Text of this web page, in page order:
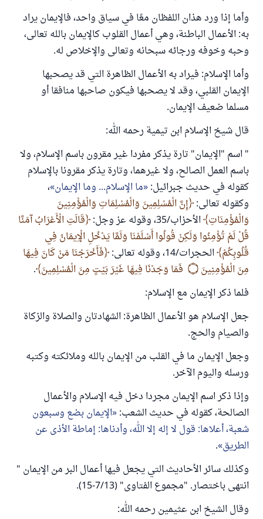
وأما إذا ورد هذان اللفظان معًا في سياق واحد، فالإيمان يراد
به: الأعمال الباطنة، وهي أعمال القلوب كالإيمان بالله تعالى،
وحبه وخوفه ورجائه سبحانه وتعالى والإخلاص له.
وأما الإسلام: فيراد به الأعمال الظاهرة التي قد يصحبها
الإيمان القلبي، وقد لا يصحبها فيكون صاحبها منافقا أو
مسلما ضعيف الإيمان.
قال شيخ الإسلام ابن تيمية رحمه الله:
" اسم "الإيمان" تارة يذكر مفردا غير مقرون باسم الإسلام، ولا
باسم العمل الصالح، ولا غيرهما، وتارة يذكر مقرونا بالإسلام
كقوله في حديث جبرائيل: ما الإسلام... وما الإيمان ،
وكقوله تعالى: إِنَّ الْمُسْلِمِينَ وَالْمُسْلِمَاتِ وَالْمُؤْمِنِينَ
وَالْمُؤْمِنَاتِ الأحزاب/35، وقوله عز وجل:
قَالَتِ الْأَعْرَابُ آمَنَّا
قُلْ لَمْ تُؤْمِنُوا وَلَكِنْ قُولُوا أَسْلَمْنَا وَلَمَّا يَدْخُلِ الْإِيمَانُ فِي
قُلُوبِكُمْ الحجرات/14، وقوله تعالى:
فَأَخْرَجْنَا مَنْ كَانَ فِيهَا
مِنَ الْمُؤْمِنِينَ۝ فَمَا وَجَدْنَا فِيهَا غَيْرَ بَيْتٍ مِنَ الْمُسْلِمِينَ .
فلما ذكر الإيمان مع الإسلام:
جعل الإسلام هو الأعمال الظاهرة: الشهادتان والصلاة والزكاة
والصيام والحج.
وجعل الإيمان ما في القلب من الإيمان بالله وملائكته وكتبه
ورسله واليوم الآخر.
وإذا ذكر اسم الإيمان مجردا دخل فيه الإسلام والأعمال
الصالحة، كقوله في حديث الشعب: الإيمان بضع وسبعون
شعبة، أعلاها: قول لا إله إلا الله، وأدناها: إماطة الأذى عن
الطريق .
وكذلك سائر الأحاديث التي يجعل فيها أعمال البر من الإيمان "
انتهى باختصار. "مجموع الفتاوى" (7/13-15).
وقال الشيخ ابن عثيمين رحمه الله: